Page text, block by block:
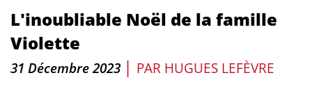
L'inoubliable Noël de la famille
Violette
31 Décembre 2023 | PAR HUGUES LEFÈVRE